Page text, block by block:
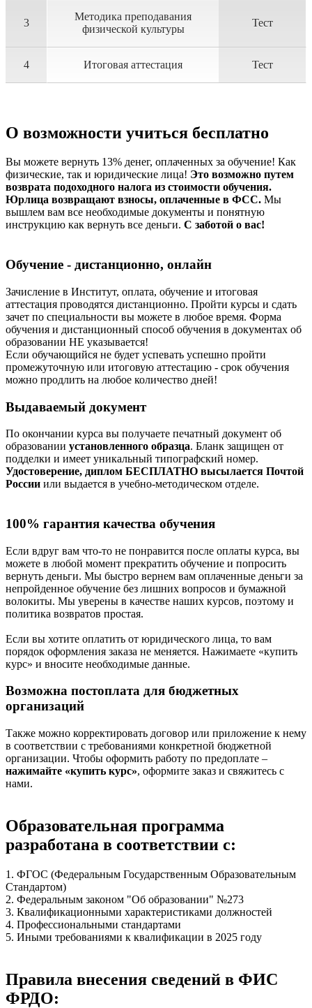
3
Методика преподавания
физической культуры
Тест
4 Итоговая аттестация Тест
О возможности учиться бесплатно
Вы можете вернуть 13% денег, оплаченных за обучение! Как
физические, так и юридические лица! Это возможно путем
возврата подоходного налога из стоимости обучения.
Юрлица возвращают взносы, оплаченные в ФСС. Мы
вышлем вам все необходимые документы и понятную
инструкцию как вернуть все деньги. С заботой о вас!
Обучение - дистанционно, онлайн
Зачисление в Институт, оплата, обучение и итоговая
аттестация проводятся дистанционно. Пройти курсы и сдать
зачет по специальности вы можете в любое время. Форма
обучения и дистанционный способ обучения в документах об
образовании НЕ указывается!
Если обучающийся не будет успевать успешно пройти
промежуточную или итоговую аттестацию - срок обучения
можно продлить на любое количество дней!
Выдаваемый документ
По окончании курса вы получаете печатный документ об
образовании установленного образца. Бланк защищен от
подделки и имеет уникальный типографский номер.
Удостоверение, диплом БЕСПЛАТНО высылается Почтой
России или выдается в учебно-методическом отделе.
100% гарантия качества обучения
Если вдруг вам что-то не понравится после оплаты курса, вы
можете в любой момент прекратить обучение и попросить
вернуть деньги. Мы быстро вернем вам оплаченные деньги за
непройденное обучение без лишних вопросов и бумажной
волокиты. Мы уверены в качестве наших курсов, поэтому и
политика возвратов простая.
Если вы хотите оплатить от юридического лица, то вам
порядок оформления заказа не меняется. Нажимаете «купить
курс» и вносите необходимые данные.
Возможна постоплата для бюджетных
организаций
Также можно корректировать договор или приложение к нему
в соответствии с требованиями конкретной бюджетной
организации. Чтобы оформить работу по предоплате –
нажимайте «купить курс», оформите заказ и свяжитесь с
нами.
Образовательная программа
разработана в соответствии с:
1. ФГОС (Федеральным Государственным Образовательным
Стандартом)
2. Федеральным законом "Об образовании" №273
3. Квалификационными характеристиками должностей
4. Профессиональными стандартами
5. Иными требованиями к квалификации в 2025 году
Правила внесения сведений в ФИС
ФРДО: